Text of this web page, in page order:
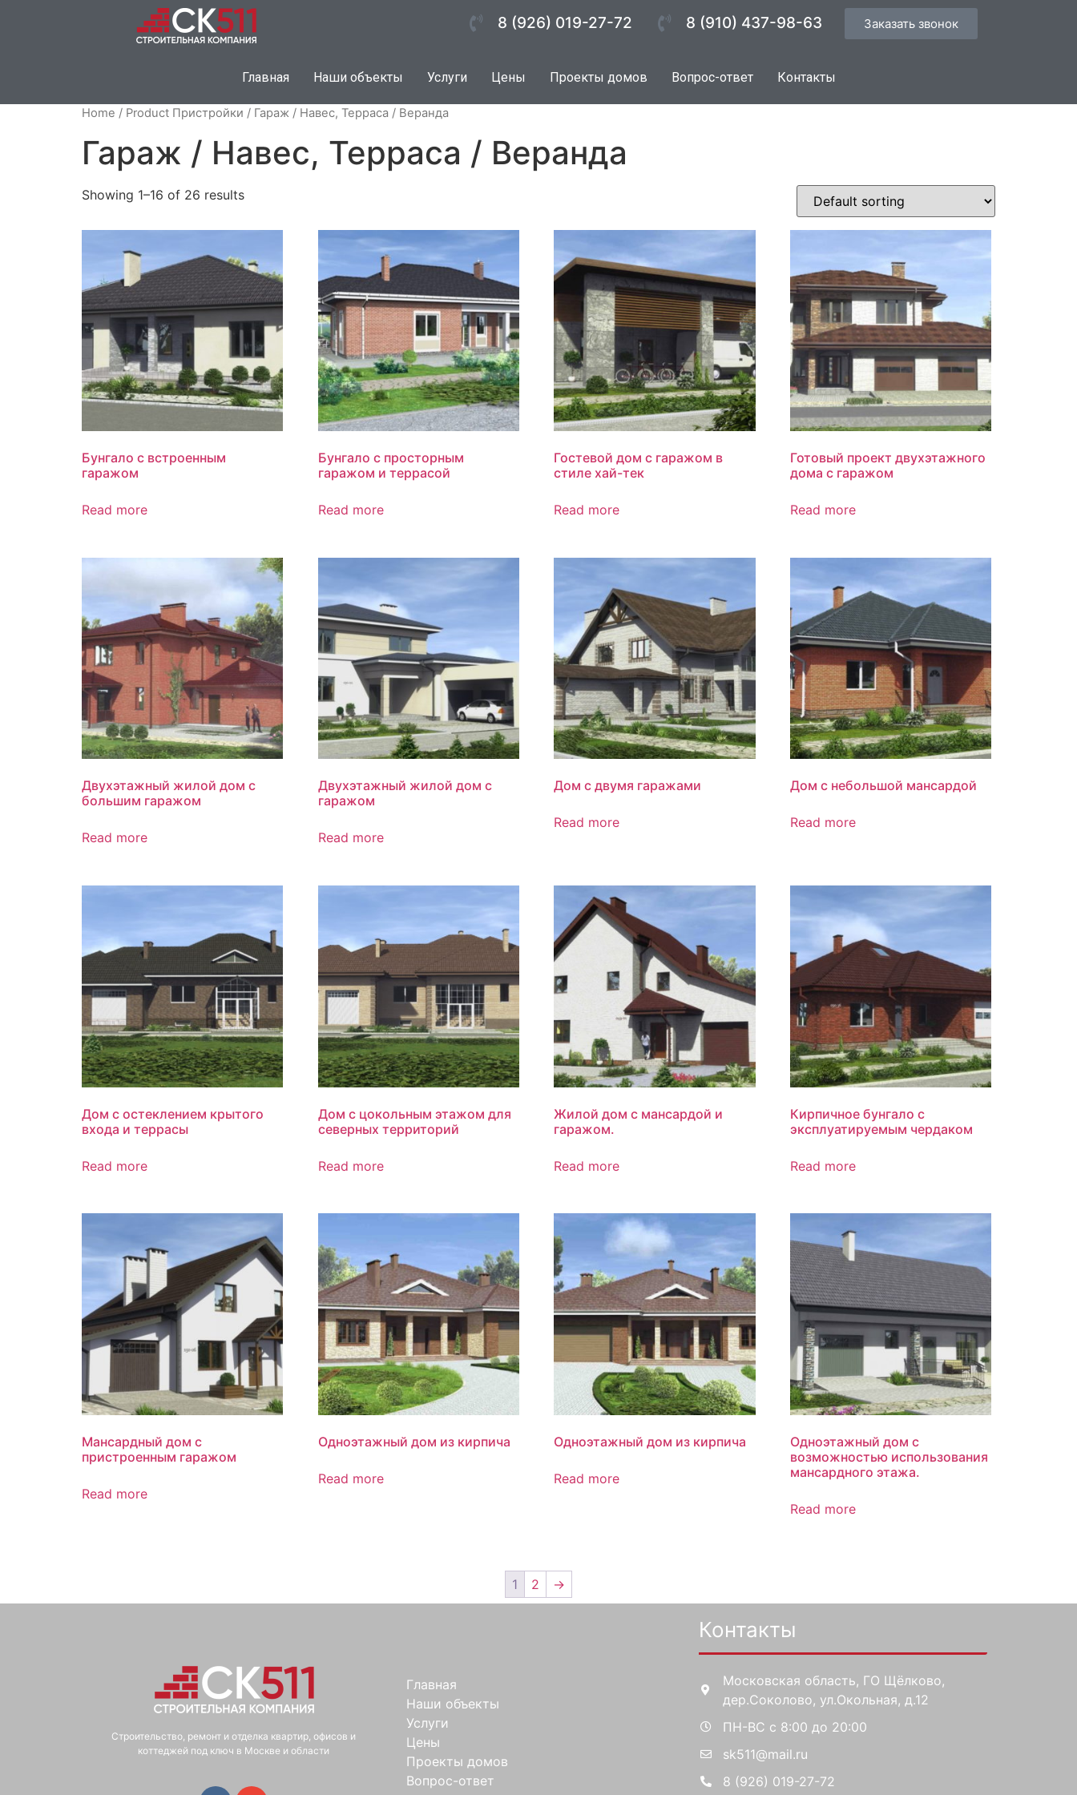
8 (926) 019-27-72 8 (910) 437-98-63 Заказать звонок
Главная Наши объекты Услуги Цены Проекты домов Вопрос-ответ Контакты
Home / Product Пристройки / Гараж / Навес, Терраса / Веранда
Гараж / Навес, Терраса / Веранда
Showing 1–16 of 26 results
Бунгало с встроенным
гаражом
Read more
Бунгало с просторным
гаражом и террасой
Read more
Гостевой дом с гаражом в
стиле хай-тек
Read more
Готовый проект двухэтажного
дома с гаражом
Read more
Двухэтажный жилой дом с
большим гаражом
Read more
Двухэтажный жилой дом с
гаражом
Read more
Дом с двумя гаражами
Read more
Дом с небольшой мансардой
Read more
Дом с остеклением крытого
входа и террасы
Read more
Дом с цокольным этажом для
северных территорий
Read more
Жилой дом с мансардой и
гаражом.
Read more
Кирпичное бунгало с
эксплуатируемым чердаком
Read more
Мансардный дом с
пристроенным гаражом
Read more
Одноэтажный дом из кирпича
Read more
Одноэтажный дом из кирпича
Read more
Одноэтажный дом с
возможностью использования
мансардного этажа.
Read more
1 2 →
Строительство, ремонт и отделка квартир, офисов и
коттеджей под ключ в Москве и области
Главная
Наши объекты
Услуги
Цены
Проекты домов
Вопрос-ответ
Контакты
Московская область, ГО Щёлково,
дер.Соколово, ул.Окольная, д.12
ПН-ВС с 8:00 до 20:00
sk511@mail.ru
8 (926) 019-27-72